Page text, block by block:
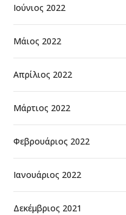
Ιούνιος 2022
Μάιος 2022
Απρίλιος 2022
Μάρτιος 2022
Φεβρουάριος 2022
Ιανουάριος 2022
Δεκέμβριος 2021